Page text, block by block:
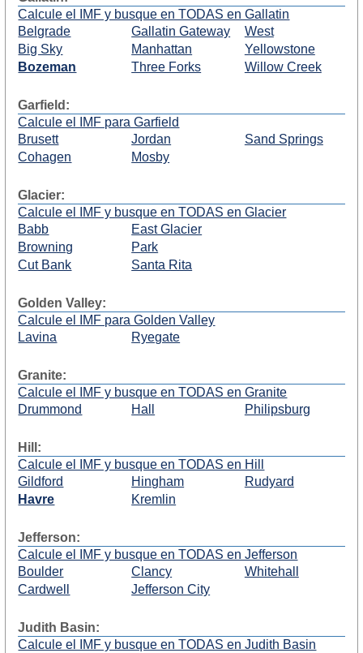
Calcule el IMF y busque en TODAS en Gallatin
Belgrade
Big Sky
Bozeman
Gallatin Gateway
Manhattan
Three Forks
West
Yellowstone
Willow Creek
Garfield:
Calcule el IMF para Garfield
Brusett
Cohagen
Jordan
Mosby
Sand Springs
Glacier:
Calcule el IMF y busque en TODAS en Glacier
Babb
Browning
Cut Bank
East Glacier
Park
Santa Rita
Golden Valley:
Calcule el IMF para Golden Valley
Lavina
Ryegate
Granite:
Calcule el IMF y busque en TODAS en Granite
Drummond
Hall Philipsburg
Hill:
Calcule el IMF y busque en TODAS en Hill
Gildford
Havre
Hingham
Kremlin
Rudyard
Jefferson:
Calcule el IMF y busque en TODAS en Jefferson
Boulder
Cardwell
Clancy
Jefferson City
Whitehall
Judith Basin:
Calcule el IMF y busque en TODAS en Judith Basin